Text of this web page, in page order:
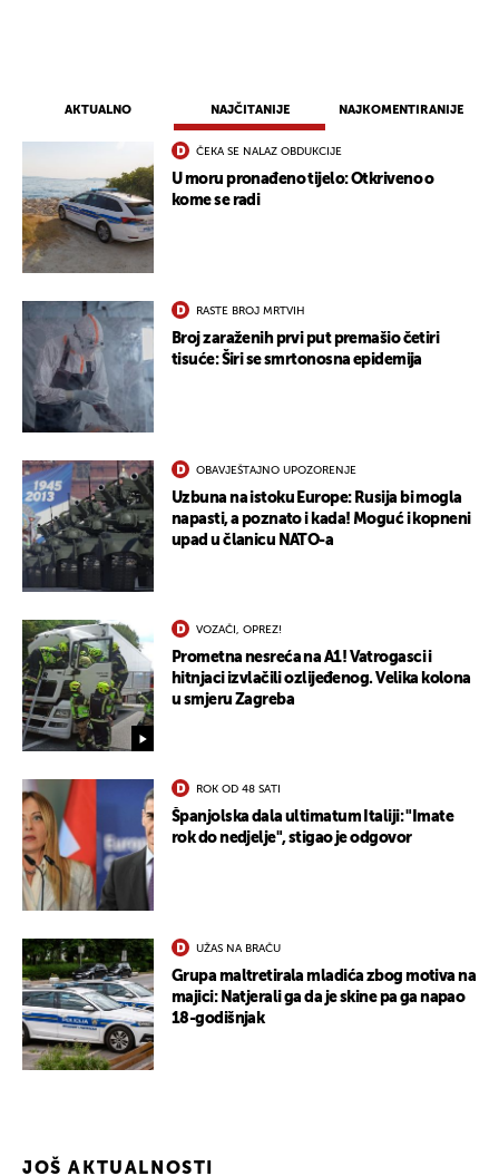
AKTUALNO NAJČITANIJE NAJKOMENTIRANIJE
ČEKA SE NALAZ OBDUKCIJE
U moru pronađeno tijelo: Otkriveno o
kome se radi
RASTE BROJ MRTVIH
Broj zaraženih prvi put premašio četiri
tisuće: Širi se smrtonosna epidemija
OBAVJEŠTAJNO UPOZORENJE
Uzbuna na istoku Europe: Rusija bi mogla
napasti, a poznato i kada! Moguć i kopneni
upad u članicu NATO-a
VOZAČI, OPREZ!
Prometna nesreća na A1! Vatrogasci i
hitnjaci izvlačili ozlijeđenog. Velika kolona
u smjeru Zagreba
ROK OD 48 SATI
Španjolska dala ultimatum Italiji: "Imate
rok do nedjelje", stigao je odgovor
UŽAS NA BRAČU
Grupa maltretirala mladića zbog motiva na
majici: Natjerali ga da je skine pa ga napao
18-godišnjak
JOŠ AKTUALNOSTI
UKLJUČITE NOTIFIKACIJE